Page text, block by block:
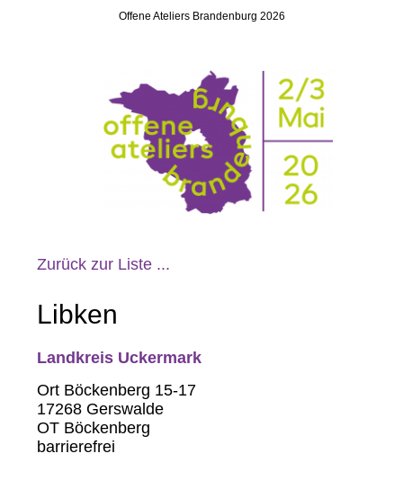
Offene Ateliers Brandenburg 2026
Zurück zur Liste ...
Libken
Landkreis Uckermark
Ort Böckenberg 15-17
17268 Gerswalde
OT Böckenberg
barrierefrei